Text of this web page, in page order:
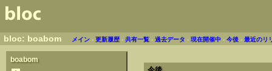
bloc: boabom メイン -更新履歴 -共有一覧 -過去データ -現在開催中 -今後 -最近のリ
boabom